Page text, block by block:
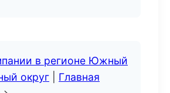
в регионе Южный
округ
Главная